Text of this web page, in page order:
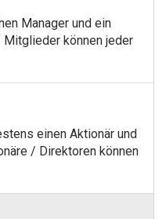
Manager und ein
können jeder
einen Aktionär und
/ Direktoren können